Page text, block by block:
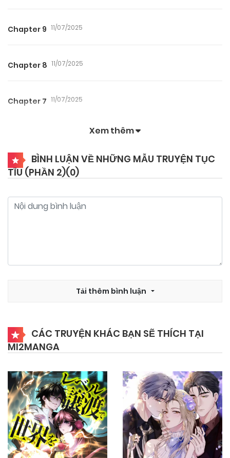
Chapter 9 11/07/2025
Chapter 8 11/07/2025
Chapter 7 11/07/2025
Chapter 5 11/07/2025
Chapter 4 11/07/2025
Xem thêm
BÌNH LUẬN VỀ NHỮNG MẪU TRUYỆN TỤC
TĨU (PHẦN 2)(0)
Tải thêm bình luận
CÁC TRUYỆN KHÁC BẠN SẼ THÍCH TẠI
MI2MANGA